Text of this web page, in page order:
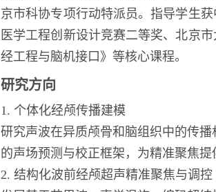
京市科协专项行动特派员。指导学生
医学工程创新设计竞赛二等奖、北京
经工程与脑机接口》等核心课程。
研究方向
1. 个体化经颅传播建模
研究声波在异质颅骨和脑组织中的传
的声场预测与校正框架，为精准聚焦提
2. 结构化波前经颅超声精准聚焦与调控